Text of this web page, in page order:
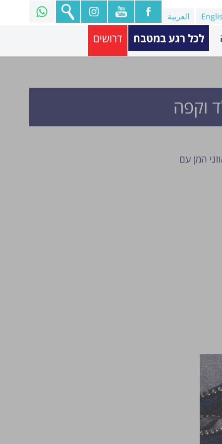
العربية
לכל רגע במטבח דרושים
וקפה
המן עם